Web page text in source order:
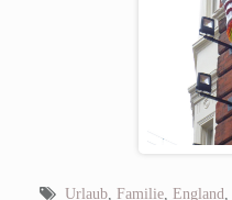
Urlaub, Familie, England